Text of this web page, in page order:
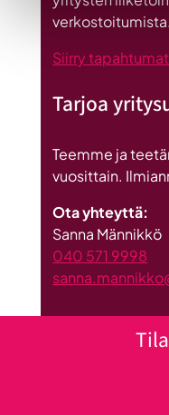
verkostoitumista.
Siirry
Tarjoa
Teemme ja
vuosittain.
Ota yhteyttä:
Sanna Männikkö
040 571 9998